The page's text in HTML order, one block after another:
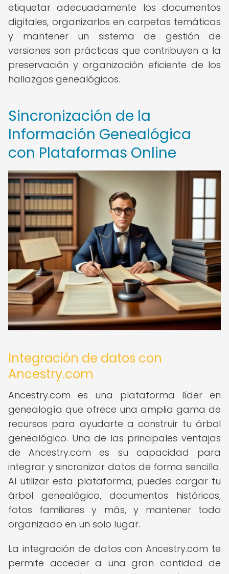
etiquetar adecuadamente los documentos
digitales, organizarlos en carpetas temáticas
y mantener un sistema de gestión de
versiones son prácticas que contribuyen a la
preservación y organización eficiente de los
hallazgos genealógicos.
Sincronización de la
Información Genealógica
con Plataformas Online
Integración de datos con
Ancestry.com
Ancestry.com es una plataforma líder en
genealogía que ofrece una amplia gama de
recursos para ayudarte a construir tu árbol
genealógico. Una de las principales ventajas
de Ancestry.com es su capacidad para
integrar y sincronizar datos de forma sencilla.
Al utilizar esta plataforma, puedes cargar tu
árbol genealógico, documentos históricos,
fotos familiares y más, y mantener todo
organizado en un solo lugar.
La integración de datos con Ancestry.com te
permite acceder a una gran cantidad de